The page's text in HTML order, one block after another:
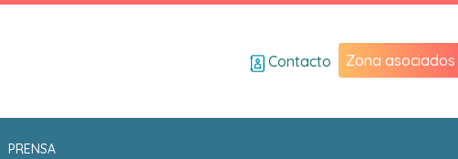
Contacto Zona asociados
PRENSA